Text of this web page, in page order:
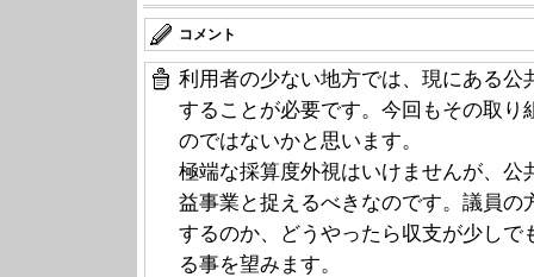
コメント
利用者の少ない地方では、現にある公
することが必要です。今回もその取り
のではないかと思います。
極端な採算度外視はいけませんが、公
益事業と捉えるべきなのです。議員の
するのか、どうやったら収支が少しで
る事を望みます。